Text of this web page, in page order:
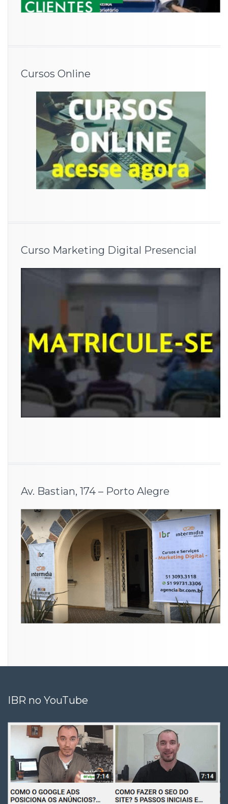
Cursos Online
Curso Marketing Digital Presencial
Av. Bastian, 174 – Porto Alegre
IBR no YouTube